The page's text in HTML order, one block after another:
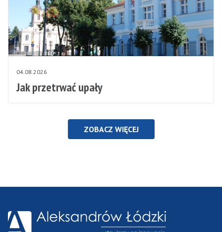
04.08.2026
Jak przetrwać upały
ZOBACZ WIĘCEJ